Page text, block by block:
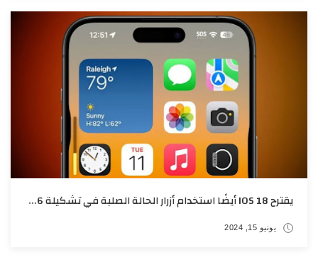
يقترح IOS 18 أيضًا استخدام أزرار الحالة الصلبة في تشكيلة IPHONE 16
يونيو 15, 2024